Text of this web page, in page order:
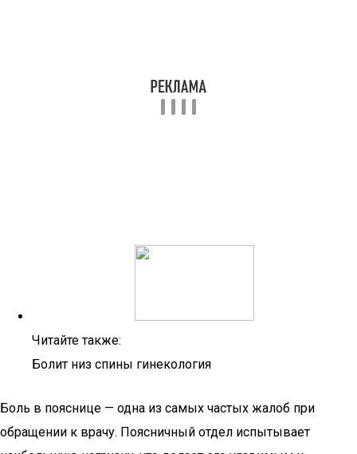
Читайте также:
Болит низ спины гинекология
Боль в пояснице — одна из самых частых жалоб при
обращении к врачу. Поясничный отдел испытывает